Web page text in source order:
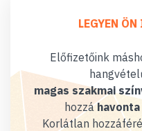
LEGYEN
Előfizetőink
magas szakmai
hozzá
Korlátlan